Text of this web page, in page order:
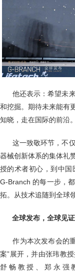
他还表示：希望未
和挖掘。期待未来能有
知晓，走在国际的前沿
这一致敬环节，不
器械创新体系的集体礼
授的术者初心，到中
G-Branch 的每一步，
拓。从技术追随到全球
全球发布，全球见
作为本次发布会的
案”展开，并由张玮教
舒畅教授、郑永强教